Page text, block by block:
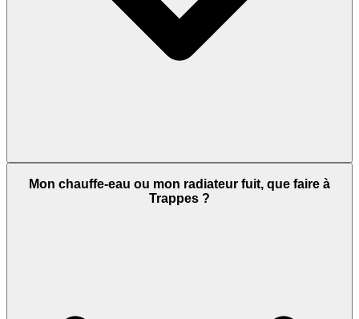
Mon chauffe-eau ou mon radiateur fuit, que faire à
Trappes ?